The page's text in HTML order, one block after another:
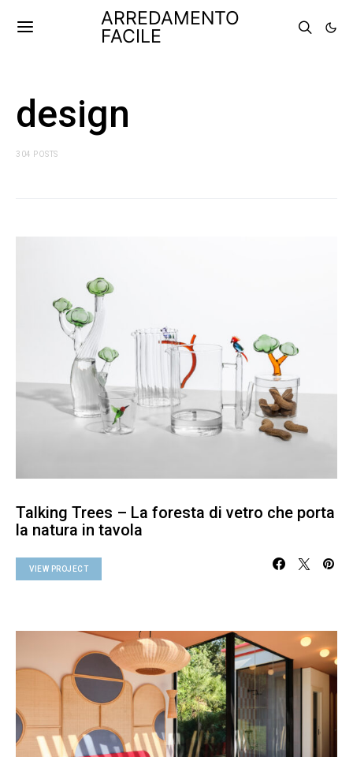
ARREDAMENTO
FACILE
design
304 POSTS
Talking Trees – La foresta di vetro che porta
la natura in tavola
VIEW PROJECT